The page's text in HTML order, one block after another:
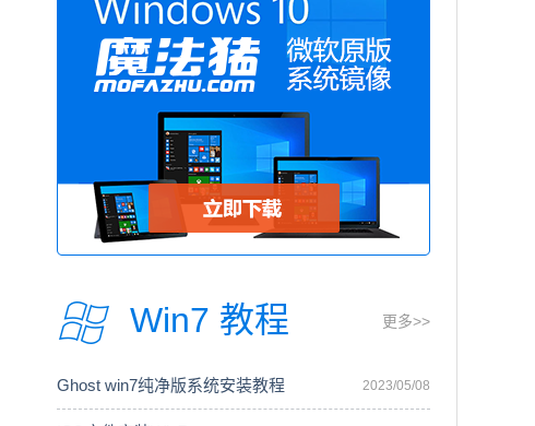
Win7 教程 更多>>
Ghost win7纯净版系统安装教程 2023/05/08